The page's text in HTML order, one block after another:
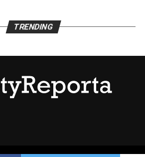
TRENDING